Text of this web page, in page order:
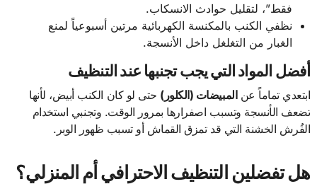
فقط”، لتقليل حوادث الانسكاب.
نظفي الكنب بالمكنسة الكهربائية مرتين أسبوعياً لمنع
الغبار من التغلغل داخل الأنسجة.
أفضل المواد التي يجب تجنبها عند التنظيف
ابتعدي تماماً عنالمبيضات (الكلور) حتى لو كان الكنب أبيض، لأنها
تضعف الأنسجة وتسبب اصفرارها بمرور الوقت. وتجنبي استخدام
الفُرش الخشنة التي قد تمزق القماش أو تسبب ظهور الوبر.
هل تفضلين التنظيف الاحترافي أم المنزلي؟